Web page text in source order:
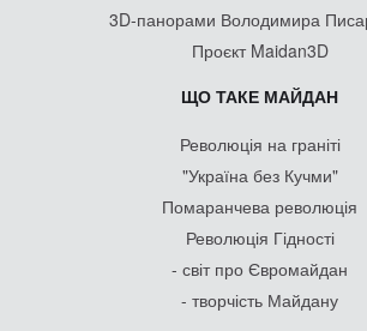
3D-панорами Володимира
Проєкт Maidan3D
ЩО ТАКЕ МАЙДАН
Революція на граніті
"Україна без Кучми"
Помаранчева революція
Революція Гідності
- світ про Євромайдан
- творчість Майдану